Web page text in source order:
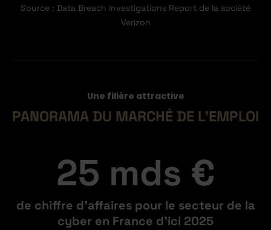
Source : Data Breach Investigations Report de la société
Verizon
Une filière attractive
PANORAMA DU MARCHÉ DE L’EMPLOI
25 mds €
de chiffre d'affaires pour le secteur de la
cyber en France d’ici 2025